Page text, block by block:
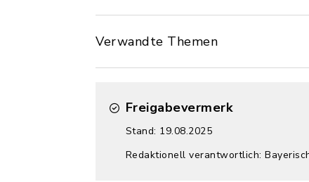
Verwandte Themen
Freigabevermerk
Stand: 19.08.2025
Redaktionell verantwortlich: